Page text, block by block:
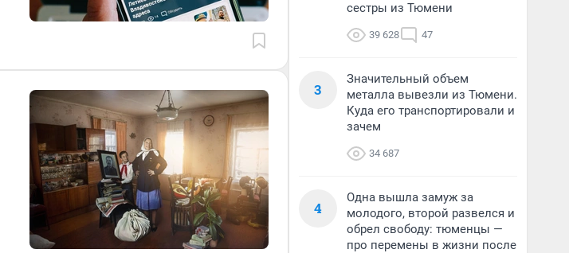
сестры из Тюмени
39 628 47
3
Значительный объем
металла вывезли из Тюмени.
Куда его транспортировали и
зачем
34 687
4
Одна вышла замуж за
молодого, второй развелся и
обрел свободу: тюменцы —
про перемены в жизни после